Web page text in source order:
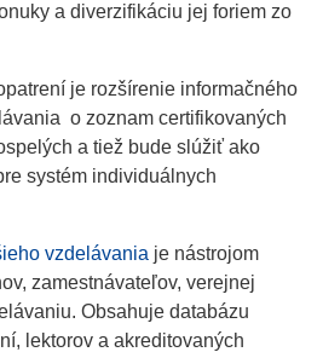
a diverzifikáciu jej foriem zo
je rozšírenie informačného
o zoznam certifikovaných
a tiež bude slúžiť ako
systém individuálnych
vzdelávania je nástrojom
zamestnávateľov, verejnej
Obsahuje databázu
lektorov a akreditovaných